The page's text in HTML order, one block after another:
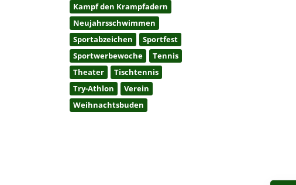
Kampf den Krampfadern
Neujahrsschwimmen
Sportabzeichen
Sportfest
Sportwerbewoche
Tennis
Theater
Tischtennis
Try-Athlon
Verein
Weihnachtsbuden